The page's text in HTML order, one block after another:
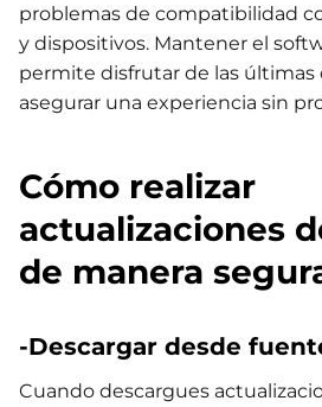
problemas de compatibilidad
y dispositivos. Mantener el
permite disfrutar de las últimas
asegurar una experiencia sin
Cómo realizar
actualizaciones
de manera
-Descargar desde
Cuando descargues